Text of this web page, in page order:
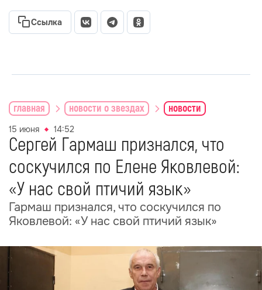
Ссылка
главная новости о звездах новости
15 июня 14:52
Сергей Гармаш признался, что
соскучился по Елене Яковлевой:
«У нас свой птичий язык»
Гармаш признался, что соскучился по
Яковлевой: «У нас свой птичий язык»